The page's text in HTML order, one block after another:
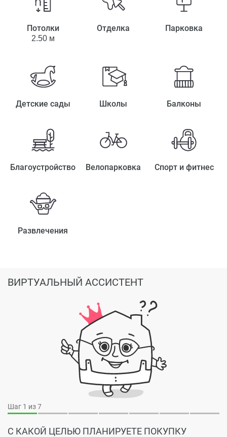
Потолки
2.50 м
Отделка Парковка
Детские сады Школы Балконы
Благоустройство Велопарковка Спорт и фитнес
Развлечения
Шаг 1 из 7
С КАКОЙ ЦЕЛЬЮ ПЛАНИРУЕТЕ ПОКУПКУ
ВИРТУАЛЬНЫЙ АССИСТЕНТ